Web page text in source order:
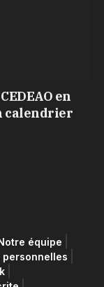
en
calendrier
équipe
personnelles